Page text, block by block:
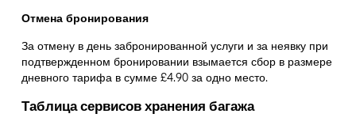
Отмена бронирования
За отмену в день забронированной услуги и за неявку при
подтвержденном бронировании взымается сбор в размере
дневного тарифа в сумме £4.90 за одно место.
Таблица сервисов хранения багажа